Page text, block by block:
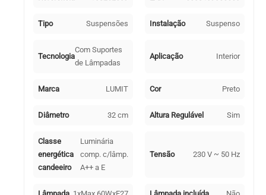
Tipo Suspensões Instalação Suspenso
Tecnologia
Com Suportes
de Lâmpadas
Aplicação Interior
Marca LUMIT Cor Preto
Diâmetro 32 cm Altura Regulável Sim
Classe
energética
candeeiro
Luminária
comp. c/lâmp.
A++ a E
Tensão 230 V ~ 50 Hz